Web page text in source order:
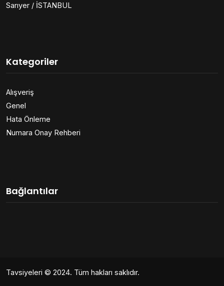
Sarıyer / İSTANBUL
Kategoriler
Alışveriş
Genel
Hata Önleme
Numara Onay Rehberi
Bağlantılar
Tavsiyeleri © 2024. Tüm hakları saklıdır.